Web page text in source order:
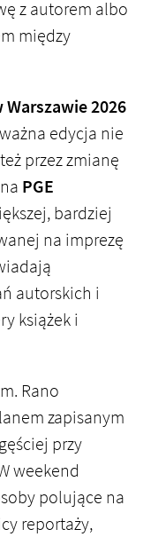
z autorem albo
między
2026
edycja nie
przez zmianę
PGE
bardziej
na imprezę
autorskich i
książek i
Rano
zapisanym
przy
weekend
polujące na
reportaży,